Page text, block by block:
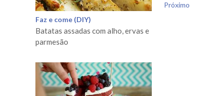
Próximo
Faz e come (DIY)
Batatas assadas com alho, ervas e
parmesão